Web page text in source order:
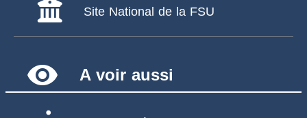
Site National de la FSU
remove_red_eye A voir aussi